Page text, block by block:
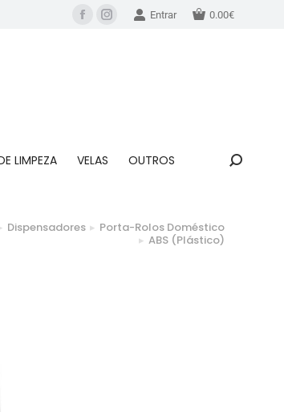
Entrar 0.00€
LIMPEZA VELAS OUTROS
Dispensadores
Porta-Rolos Doméstico
ABS (Plástico)